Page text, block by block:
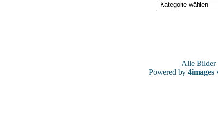
Alle
Powered by 4images